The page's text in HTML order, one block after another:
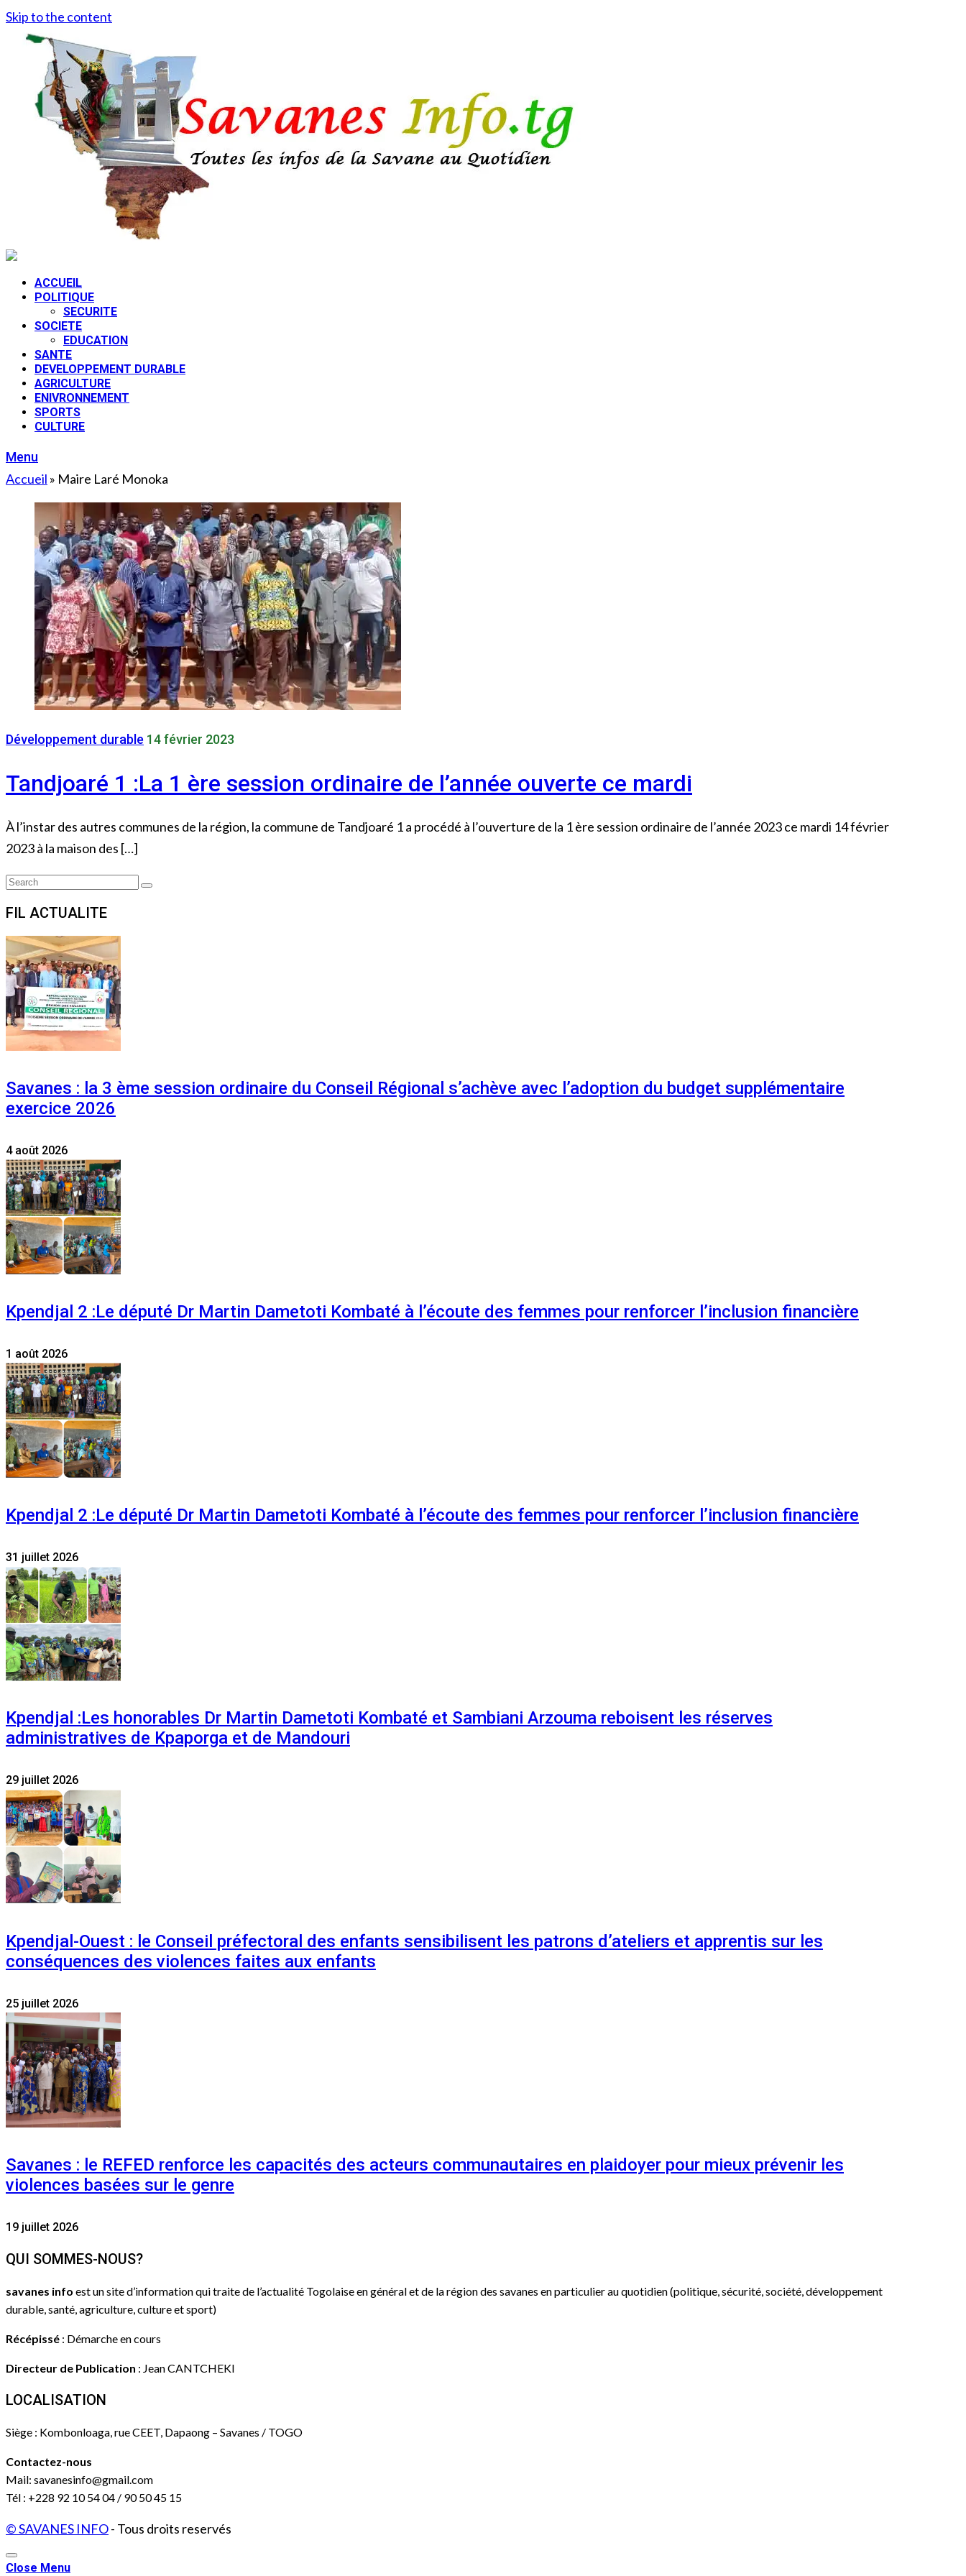
Skip to the content
ACCUEIL
POLITIQUE
SECURITE
SOCIETE
EDUCATION
SANTE
DEVELOPPEMENT DURABLE
AGRICULTURE
ENIVRONNEMENT
SPORTS
CULTURE
Menu
Accueil » Maire Laré Monoka
Développement durable 14 février 2023
Tandjoaré 1 :La 1 ère session ordinaire de l’année ouverte ce mardi
À l’instar des autres communes de la région, la commune de Tandjoaré 1 a procédé à l’ouverture de la 1 ère session ordinaire de l’année 2023 ce mardi 14 février
2023 à la maison des […]
Search
Search
FIL ACTUALITE
Savanes : la 3 ème session ordinaire du Conseil Régional s’achève avec l’adoption du budget supplémentaire
exercice 2026
4 août 2026
Kpendjal 2 :Le député Dr Martin Dametoti Kombaté à l’écoute des femmes pour renforcer l’inclusion financière
1 août 2026
Kpendjal 2 :Le député Dr Martin Dametoti Kombaté à l’écoute des femmes pour renforcer l’inclusion financière
31 juillet 2026
Kpendjal :Les honorables Dr Martin Dametoti Kombaté et Sambiani Arzouma reboisent les réserves
administratives de Kpaporga et de Mandouri
29 juillet 2026
Kpendjal-Ouest : le Conseil préfectoral des enfants sensibilisent les patrons d’ateliers et apprentis sur les
conséquences des violences faites aux enfants
25 juillet 2026
Savanes : le REFED renforce les capacités des acteurs communautaires en plaidoyer pour mieux prévenir les
violences basées sur le genre
19 juillet 2026
QUI SOMMES-NOUS?
savanes info est un site d’information qui traite de l’actualité Togolaise en général et de la région des savanes en particulier au quotidien (politique, sécurité, société, développement
durable, santé, agriculture, culture et sport)
Récépissé : Démarche en cours
Directeur de Publication : Jean CANTCHEKI
LOCALISATION
Siège : Kombonloaga, rue CEET, Dapaong – Savanes / TOGO
Contactez-nous
Mail: savanesinfo@gmail.com
Tél : +228 92 10 54 04 / 90 50 45 15
© SAVANES INFO- Tous droits reservés
Close Menu